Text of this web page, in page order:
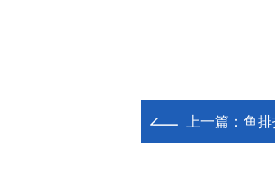
上一篇： 鱼